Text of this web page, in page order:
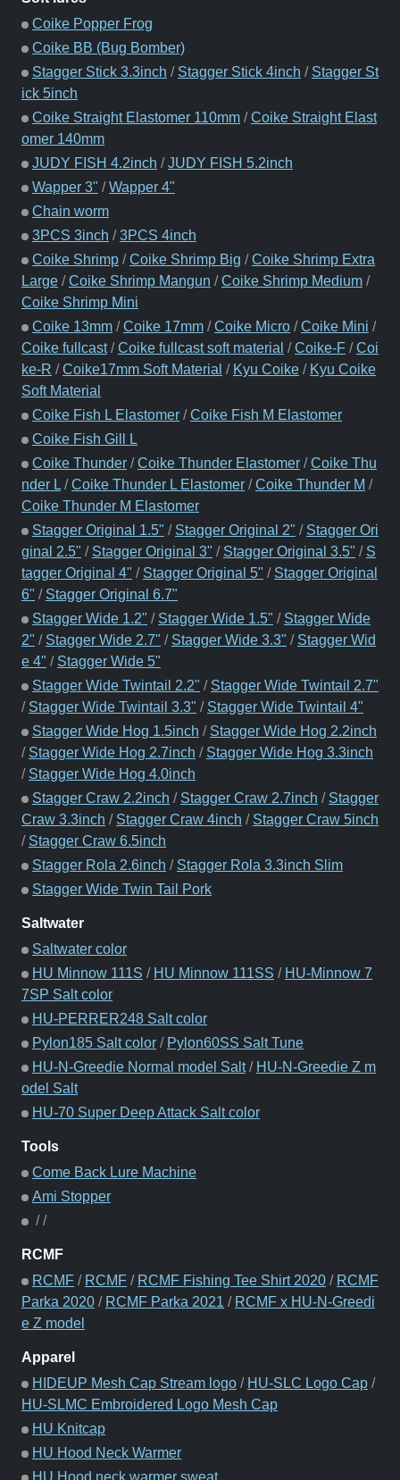
Coike Popper Frog
Coike BB (Bug Bomber)
Stagger Stick 3.3inch / Stagger Stick 4inch / Stagger St
ick 5inch
Coike Straight Elastomer 110mm /Coike Straight Elast
omer 140mm
JUDY FISH 4.2inch /JUDY FISH 5.2inch
Wapper 3" /Wapper 4"
Chain worm
3PCS 3inch /3PCS 4inch
Coike Shrimp /Coike Shrimp Big /Coike Shrimp Extra
Large /Coike Shrimp Mangun /Coike Shrimp Medium /
Coike Shrimp Mini
Coike 13mm /Coike 17mm /Coike Micro /Coike Mini /
Coike fullcast/Coike fullcast soft material /Coike-F /Coi
ke-R /Coike17mm Soft Material / Kyu Coike / Kyu Coike
Soft Material
Coike Fish L Elastomer /Coike Fish M Elastomer
Coike Fish Gill L
Coike Thunder /Coike Thunder Elastomer /Coike Thu
nder L /Coike Thunder L Elastomer /Coike Thunder M /
Coike Thunder M Elastomer
Stagger Original 1.5" / Stagger Original 2" / Stagger Ori
ginal 2.5" / Stagger Original 3" / Stagger Original 3.5" / S
tagger Original 4" / Stagger Original 5" / Stagger Original
6" / Stagger Original 6.7"
Stagger Wide 1.2" / Stagger Wide 1.5" / Stagger Wide
2" / Stagger Wide 2.7" / Stagger Wide 3.3" / Stagger Wid
e 4" / Stagger Wide 5"
Stagger Wide Twintail 2.2" / Stagger Wide Twintail 2.7"
/ Stagger Wide Twintail 3.3" / Stagger Wide Twintail 4"
Stagger Wide Hog 1.5inch / Stagger Wide Hog 2.2inch
/ Stagger Wide Hog 2.7inch / Stagger Wide Hog 3.3inch
/ Stagger Wide Hog 4.0inch
Stagger Craw 2.2inch / Stagger Craw 2.7inch / Stagger
Craw 3.3inch / Stagger Craw 4inch / Stagger Craw 5inch
/ Stagger Craw 6.5inch
Stagger Rola 2.6inch / Stagger Rola 3.3inch Slim
Stagger Wide Twin Tail Pork
Saltwater
Saltwater color
HU Minnow 111S / HU Minnow 111SS / HU-Minnow 7
7SP Salt color
HU-PERRER248 Salt color
Pylon185 Salt color / Pylon60SS Salt Tune
HU-N-Greedie Normal model Salt/ HU-N-Greedie Z m
odel Salt
HU-70 Super Deep Attack Salt color
Tools
Come Back Lure Machine
Ami Stopper
//
RCMF
RCMF / RCMF / RCMF Fishing Tee Shirt 2020 / RCMF
Parka 2020 / RCMF Parka 2021 / RCMF x HU-N-Greedi
e Z model
Apparel
HIDEUP Mesh Cap Stream logo / HU-SLC Logo Cap /
HU-SLMC Embroidered Logo Mesh Cap
HU Knitcap
HU Hood Neck Warmer
HU Hood neck warmer sweat